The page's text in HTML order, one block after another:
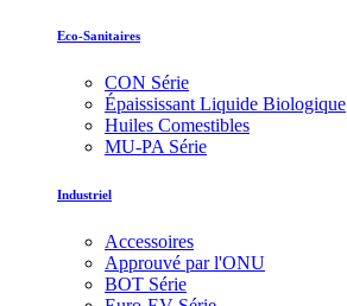
Eco-Sanitaires
CON Série
Épaississant Liquide Biologique
Huiles Comestibles
MU-PA Série
Industriel
Accessoires
Approuvé par l'ONU
BOT Série